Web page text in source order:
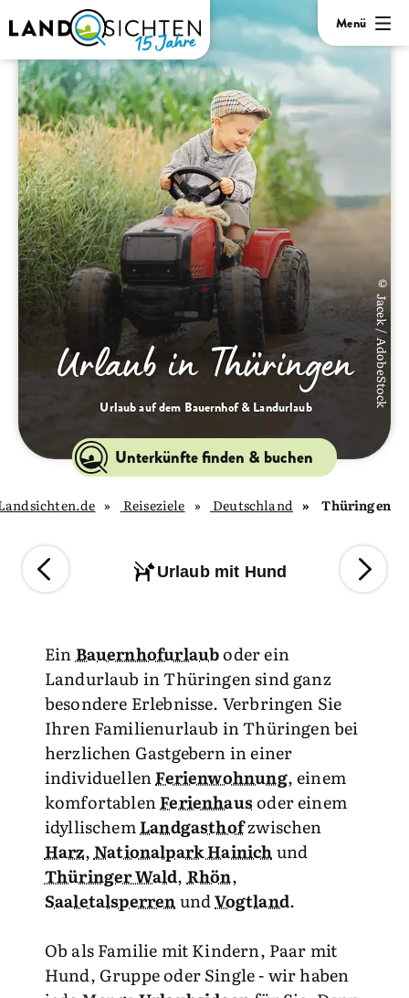
Menü
© Jacek / AdobeStock
Urlaub in Thüringen
Urlaub auf dem Bauernhof & Landurlaub
Unterkünfte finden & buchen
Thüringen
Deutschland
Reiseziele
Urlaub mit Hund
Ein Bauernhofurlauboder ein
Landurlaub in Thüringen sind ganz
besondere Erlebnisse. Verbringen Sie
Ihren Familienurlaub in Thüringen bei
herzlichen Gastgebern in einer
individuellenFerienwohnung, einem
komfortablenFerienhausoder einem
idyllischemLandgasthofzwischen
Harz, Nationalpark Hainichund
Thüringer Wald, Rhön,
SaaletalsperrenundVogtland.
Ob als Familie mit Kindern, Paar mit
Hund, Gruppe oder Single - wir haben